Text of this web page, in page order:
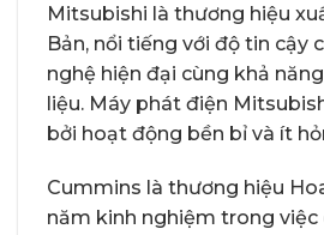
Mitsubishi là thương hiệu
Bản, nổi tiếng với độ tin cậy
nghệ hiện đại cùng khả
liệu. Máy phát điện
bởi hoạt động bền bỉ và ít
Cummins là thương hiệu
năm kinh nghiệm trong việc